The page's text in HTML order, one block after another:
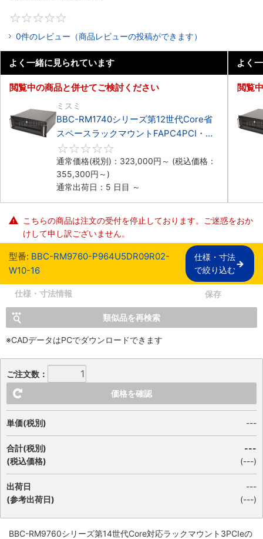
0件のレビュー（商品レビューの投稿ができます）
よく一緒に見られています
閲覧中の商品と併せてご検討ください
ミスミ
BBC-RM1740シリーズ第12世代Core省
スペースラックマウントFAPC4PCI・
3PCIe
通常価格(税別)： 323,000円 ～ (税込価格：
355,300円 ～)
通常出荷日：5 日目 ～
よく
閲覧
こちらの商品は注文の受付を停止しております。ご迷惑をおか
けして申し訳ございません。
型番: BBC-RM9760-P964U5DR09R02-
W10-16
仕様・寸法
で絞り込む
仕様・寸法情報 保存
類似品を再検索
※CADデータはPCでダウンロードできます
ご注文数：
価格を確認
単価(税別) ---
合計(税別)
(税込価格)
---
(---)
出荷日
(参考出荷日)
---
(---)
BBC-RM9760シリーズ第14世代Core対応ラックマウント3PCIeの